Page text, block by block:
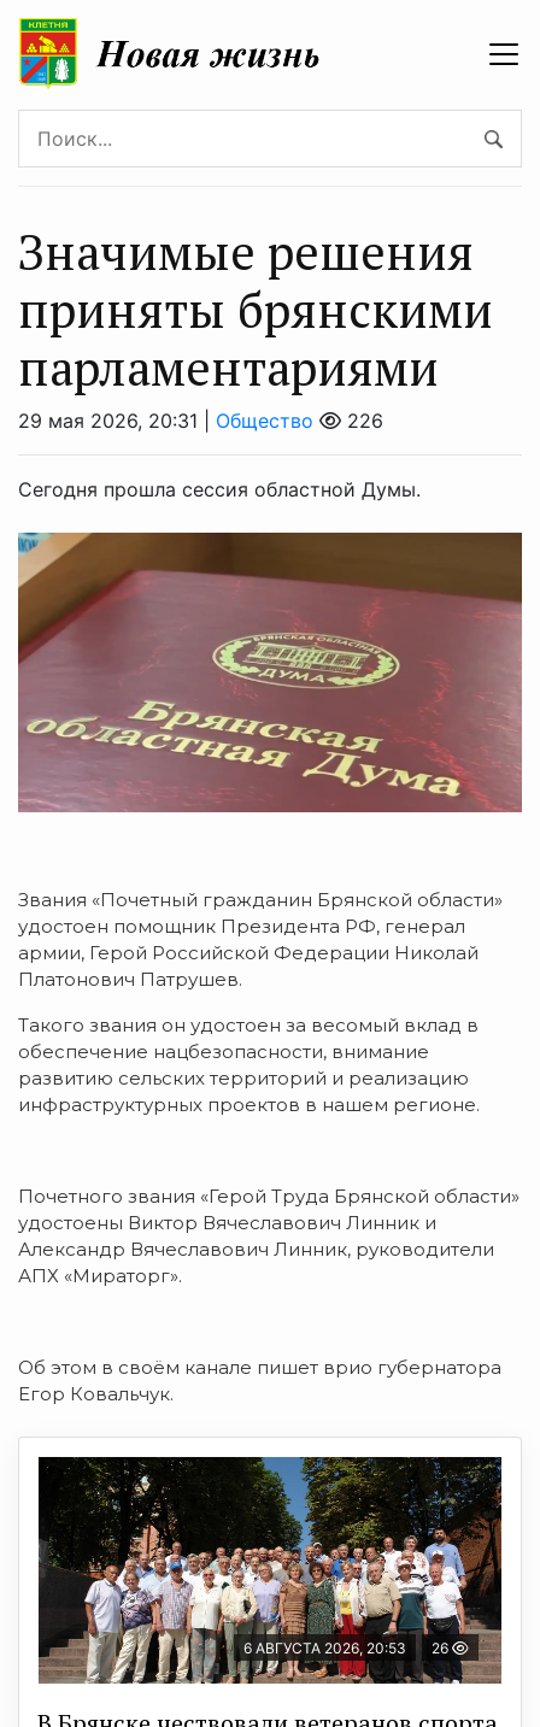
Значимые решения
приняты брянскими
парламентариями
29 мая 2026, 20:31 | Общество 226
Сегодня прошла сессия областной Думы.
Звания «Почетный гражданин Брянской области»
удостоен помощник Президента РФ, генерал
армии, Герой Российской Федерации Николай
Платонович Патрушев.
Такого звания он удостоен за весомый вклад в
обеспечение нацбезопасности, внимание
развитию сельских территорий и реализацию
инфраструктурных проектов в нашем регионе.
Почетного звания «Герой Труда Брянской области»
удостоены Виктор Вячеславович Линник и
Александр Вячеславович Линник, руководители
АПХ «Мираторг».
Об этом в своём канале пишет врио губернатора
Егор Ковальчук.
6 АВГУСТА 2026, 20:53 26